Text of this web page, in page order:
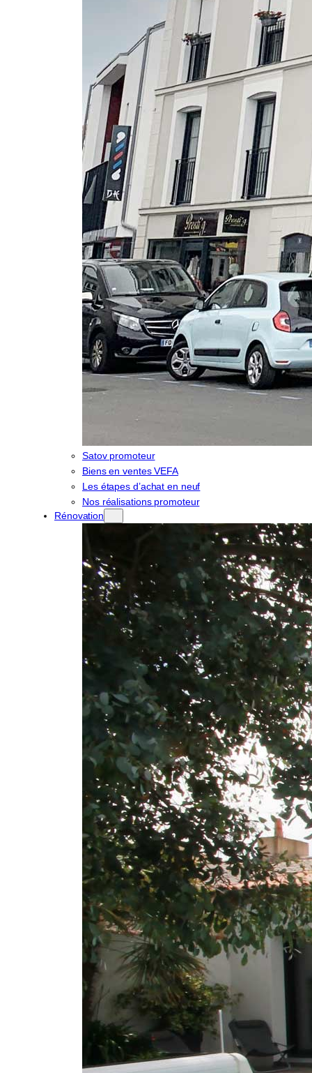
Satov promoteur
Biens en ventes VEFA
Les étapes d’achat en neuf
Nos réalisations promoteur
Rénovation